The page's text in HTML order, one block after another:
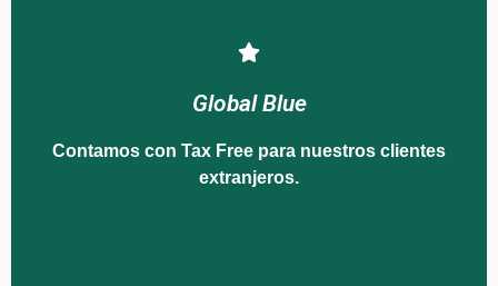
Global Blue
Contamos con Tax Free para nuestros clientes
extranjeros.
Global Blue
Contamos con Tax Free para nuestros clientes